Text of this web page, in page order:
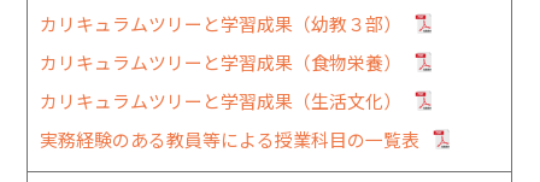
カリキュラムツリーと学習成果（幼教３部）
カリキュラムツリーと学習成果（食物栄養）
カリキュラムツリーと学習成果（生活文化）
実務経験のある教員等による授業科目の一覧表